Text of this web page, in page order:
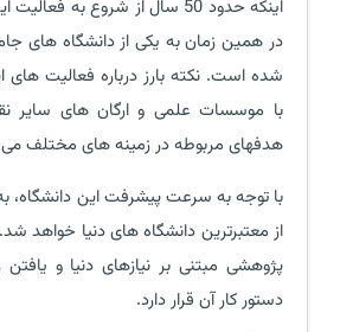
اینکه حدود 50 سال از شروع به
در همین زمان به یکی از دانشگاه های
شده است. نکته بارز درباره فعالیت های
با موسسات علمی و ارگان های سایر
هدفهای مربوطه در زمینه های مختلف
با توجه به سرعت پیشرفت این دانشگاه،
از معتبرترین دانشگاه های دنیا خواهد
پژوهشی مبتنی بر نیازهای دنیا و
دستور کار آن قرار دارد.